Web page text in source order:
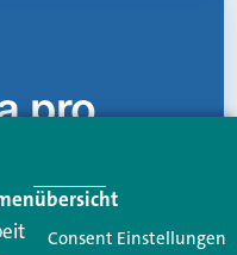
Alles, was
Mit nur einem
Consent Einstellungen